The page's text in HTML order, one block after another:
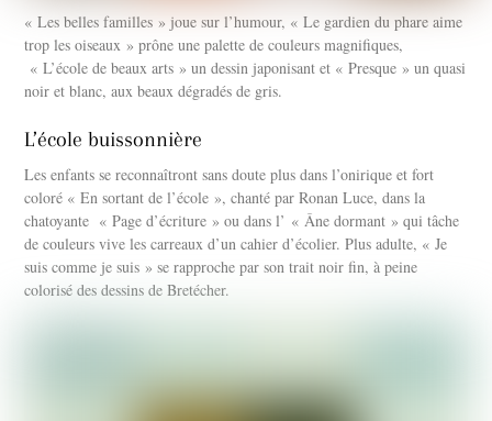
« Les belles familles » joue sur l’humour, « Le gardien du phare aime
trop les oiseaux » prône une palette de couleurs magnifiques,
« L’école de beaux arts » un dessin japonisant et « Presque » un quasi
noir et blanc, aux beaux dégradés de gris.
L’école buissonnière
Les enfants se reconnaîtront sans doute plus dans l’onirique et fort
coloré « En sortant de l’école », chanté par Ronan Luce, dans la
chatoyante « Page d’écriture » ou dans l’ « Âne dormant » qui tâche
de couleurs vive les carreaux d’un cahier d’écolier. Plus adulte, « Je
suis comme je suis » se rapproche par son trait noir fin, à peine
colorisé des dessins de Bretécher.